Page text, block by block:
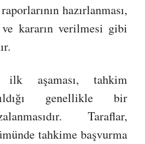
hazırlanması,
kararın verilmesi gibi
ilk aşaması, tahkim
genellikle bir
Taraflar,
tahkime başvurma